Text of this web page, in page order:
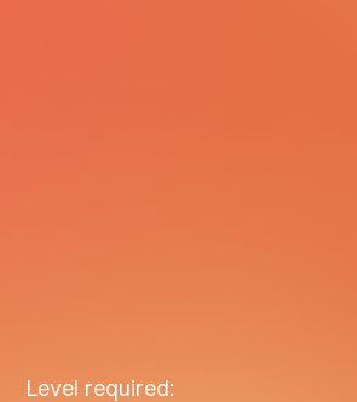
Level required: